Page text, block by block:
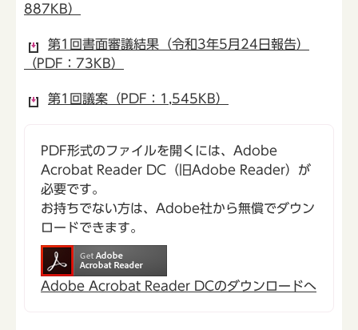
887KB）
第1回書面審議結果（令和3年5月24日報告）
（PDF：73KB）
第1回議案（PDF：1,545KB）
PDF形式のファイルを開くには、Adobe
Acrobat Reader DC（旧Adobe Reader）が
必要です。
お持ちでない方は、Adobe社から無償でダウン
ロードできます。
Adobe Acrobat Reader DCのダウンロードへ